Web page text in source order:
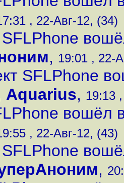
, 22-Авг-12, (34)
, 19:01 , 22-
SFLPhone
Aquarius, 19:13
вошёл
, 22-Авг-12, (43)
,